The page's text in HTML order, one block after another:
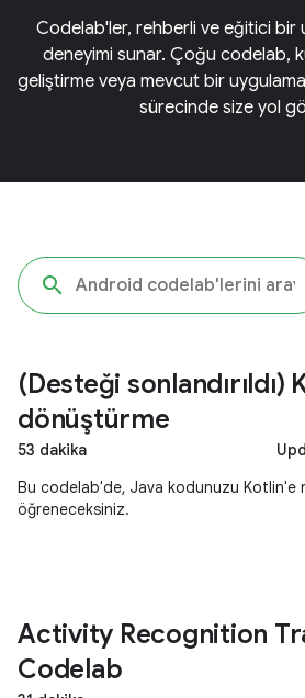
Codelab'ler, rehberli ve eğitici bir
deneyimi sunar. Çoğu codelab,
geliştirme veya mevcut bir
sürecinde size yol
(Desteği sonlandırıldı)
dönüştürme
53 dakika
Bu codelab'de, Java kodunuzu Kotlin'e
öğreneceksiniz.
Activity Recognition
Codelab